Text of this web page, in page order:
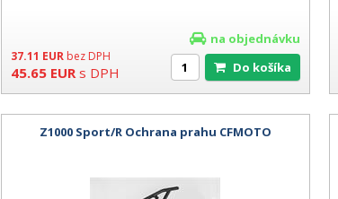
37.11 EUR bez DPH
45.65 EUR s DPH
na objednávku
Do košíka
Z1000 Sport/R Ochrana prahu CFMOTO